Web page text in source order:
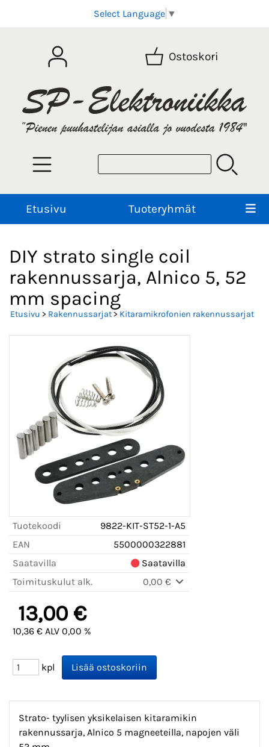
Select Language ▼
Ostoskori
Etusivu Tuoteryhmät
DIY strato single coil
rakennussarja, Alnico 5, 52
mm spacing
Etusivu > Rakennussarjat> Kitaramikrofonien rakennussarjat
Tuotekoodi
9822-KIT-ST52-1-A5
EAN
5500000322881
Saatavilla
Saatavilla
Toimituskulut alk.
0,00 €
13,00 €
10,36 € ALV 0,00 %
kpl
Strato- tyylisen yksikelaisen kitaramikin
rakennussarja, Alnico 5 magneeteilla, napojen väli